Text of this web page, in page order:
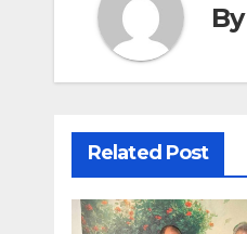
By
Related Post